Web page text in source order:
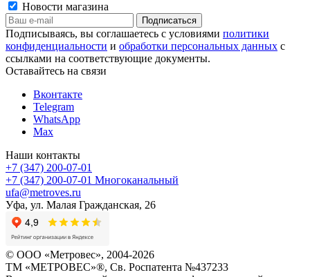
Новости магазина
Подписываясь, вы соглашаетесь с условиями политики
конфиденциальности и обработки персональных данных с
ссылками на соответствующие документы.
Оставайтесь на связи
Вконтакте
Telegram
WhatsApp
Max
Наши контакты
+7 (347) 200-07-01
+7 (347) 200-07-01 Многоканальный
ufa@metroves.ru
Уфа, ул. Малая Гражданская, 26
© ООО «Метровес», 2004-2026
ТМ «МЕТРОВЕС»®, Св. Роспатента №4​3​7​2​3​3